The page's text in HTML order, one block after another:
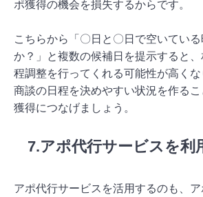
ポ獲得の機会を損失するからです。
こちらから「〇日と〇日で空いてい
か？」と複数の候補日を提示すると、
程調整を行ってくれる可能性が高く
商談の日程を決めやすい状況を作る
獲得につなげましょう。
7.アポ代行サービスを利
アポ代行サービスを活用するのも、